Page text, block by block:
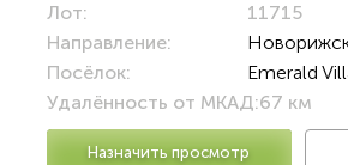
Лот:
11715
Направление:
Посёлок:
Emerald
Удалённость от МКАД:67 км
Назначить просмотр